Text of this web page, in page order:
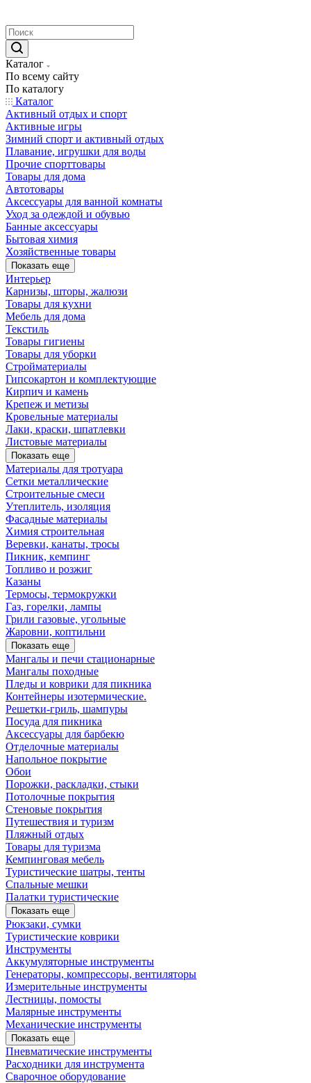
Каталог
По всему сайту
По каталогу
Каталог
Активный отдых и спорт
Активные игры
Зимний спорт и активный отдых
Плавание, игрушки для воды
Прочие спорттовары
Товары для дома
Автотовары
Аксессуары для ванной комнаты
Уход за одеждой и обувью
Банные аксессуары
Бытовая химия
Хозяйственные товары
Показать еще
Интерьер
Карнизы, шторы, жалюзи
Товары для кухни
Мебель для дома
Текстиль
Товары гигиены
Товары для уборки
Стройматериалы
Гипсокартон и комплектующие
Кирпич и камень
Крепеж и метизы
Кровельные материалы
Лаки, краски, шпатлевки
Листовые материалы
Показать еще
Материалы для тротуара
Сетки металлические
Строительные смеси
Утеплитель, изоляция
Фасадные материалы
Химия строительная
Веревки, канаты, тросы
Пикник, кемпинг
Топливо и розжиг
Казаны
Термосы, термокружки
Газ, горелки, лампы
Грили газовые, угольные
Жаровни, коптильни
Показать еще
Мангалы и печи стационарные
Мангалы походные
Пледы и коврики для пикника
Контейнеры изотермические.
Решетки-гриль, шампуры
Посуда для пикника
Аксессуары для барбекю
Отделочные материалы
Напольное покрытие
Обои
Порожки, раскладки, стыки
Потолочные покрытия
Стеновые покрытия
Путешествия и туризм
Пляжный отдых
Товары для туризма
Кемпинговая мебель
Туристические шатры, тенты
Спальные мешки
Палатки туристические
Показать еще
Рюкзаки, сумки
Туристические коврики
Инструменты
Аккумуляторные инструменты
Генераторы, компрессоры, вентиляторы
Измерительные инструменты
Лестницы, помосты
Малярные инструменты
Механические инструменты
Показать еще
Пневматические инструменты
Расходники для инструмента
Сварочное оборудование